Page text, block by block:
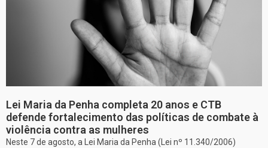
Lei Maria da Penha completa 20 anos e CTB
defende fortalecimento das políticas de combate à
violência contra as mulheres
Neste 7 de agosto, a Lei Maria da Penha (Lei nº 11.340/2006)